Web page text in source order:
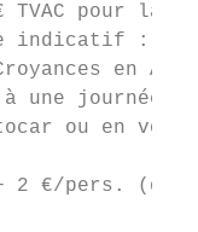
pour la
indicatif : de
en
une journée
ou en
€/pers. (droit